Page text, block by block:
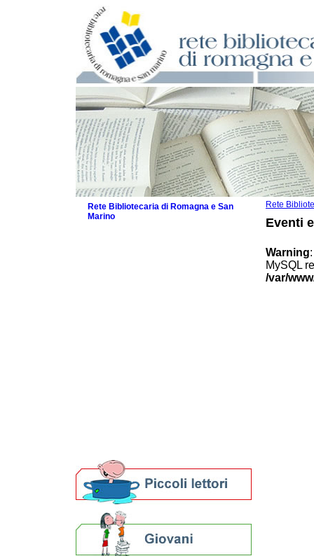
Rete
Eventi
Warning
MySQL
/var/
Rete Bibliotecaria di Romagna e San
Marino